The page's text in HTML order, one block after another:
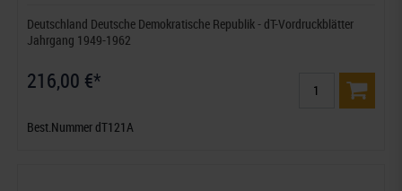
Deutschland Deutsche Demokratische Republik - dT-Vordruckblätter
Jahrgang 1949-1962
216,00 €*
Best.Nummer dT121A